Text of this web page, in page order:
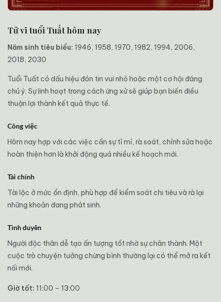
Tử vi tuổi Tuất hôm nay
Năm sinh tiêu biểu: 1946, 1958, 1970, 1982, 1994, 2006,
2018, 2030
Tuổi Tuất có dấu hiệu đón tin vui nhỏ hoặc một cơ hội đáng
chú ý. Sự linh hoạt trong cách ứng xử sẽ giúp bạn biến điều
thuận lợi thành kết quả thực tế.
Công việc
Hôm nay hợp với các việc cần sự tỉ mỉ, rà soát, chỉnh sửa hoặc
hoàn thiện hơn là khởi động quá nhiều kế hoạch mới.
Tài chính
Tài lộc ở mức ổn định, phù hợp để kiểm soát chi tiêu và rà lại
những khoản đang phát sinh.
Tình duyên
Người độc thân dễ tạo ấn tượng tốt nhờ sự chân thành. Một
cuộc trò chuyện tưởng chừng bình thường lại có thể mở ra kết
nối mới.
Giờ tốt: 11:00 – 13:00